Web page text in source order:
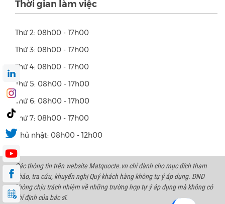
Thời gian làm việc
Thứ 2: 08h00 - 17h00
Thứ 3: 08h00 - 17h00
Thứ 4: 08h00 - 17h00
Thứ 5: 08h00 - 17h00
Thứ 6: 08h00 - 17h00
Thứ 7: 08h00 - 17h00
Chủ nhật: 08h00 - 12h00
Các thông tin trên website Matquocte.vn chỉ dành cho mục đích tham
khảo, tra cứu, khuyến nghị Quý khách hàng không tự ý áp dụng. DND
không chịu trách nhiệm về những trường hợp tự ý áp dụng mà không có
chỉ định của bác sĩ.